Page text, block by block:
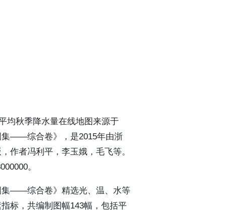
均秋季降水量在线地图来源于
集——综合卷》，是2015年由浙
作者冯利平，李玉娥，毛飞等。
。
集——综合卷》精选光、温、水等
标，共编制图幅143幅，包括平